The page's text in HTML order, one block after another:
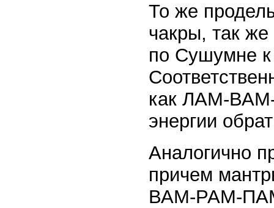
То же
чакры, так
по Сушумне
как ЛАМ-
энергии
Аналогично
причем
ВАМ-РАМ-